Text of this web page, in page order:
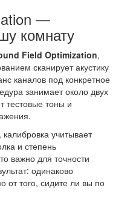
—
комнату
Field Optimization,
сканирует акустику
каналов под конкретное
занимает около двух
тестовые тоны и
учитывает
и степень
важно для точности
одинаково
от того, сидите ли вы по